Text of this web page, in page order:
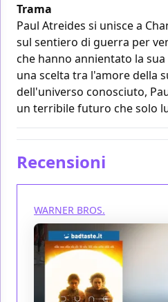
Trama
Paul Atreides si unisce a
sul sentiero di guerra per
che hanno annientato la
una scelta tra l'amore della
dell'universo conosciuto,
un terribile futuro che solo
Recensioni
WARNER BROS.